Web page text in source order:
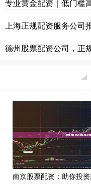
专业黄金配资｜低门槛
上海正规配资服务公司
德州股票配资公司，正
南京股票配资：助你投